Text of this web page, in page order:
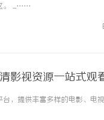
。 ...……
影视资源一站式观
，提供丰富多样的电影、电
避侵权风险